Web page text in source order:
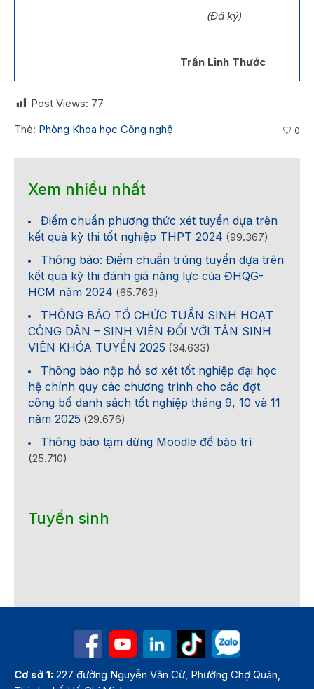
(Đã ký)
Trần Linh Thước
Post Views: 77
Thẻ: Phòng Khoa học Công nghệ 0
Xem nhiều nhất
Điểm chuẩn phương thức xét tuyển dựa trên
kết quả kỳ thi tốt nghiệp THPT 2024 (99.367)
Thông báo: Điểm chuẩn trúng tuyển dựa trên
kết quả kỳ thi đánh giá năng lực của ĐHQG-
HCM năm 2024 (65.763)
THÔNG BÁO TỔ CHỨC TUẦN SINH HOẠT
CÔNG DÂN – SINH VIÊN ĐỐI VỚI TÂN SINH
VIÊN KHÓA TUYỂN 2025 (34.633)
Thông báo nộp hồ sơ xét tốt nghiệp đại học
hệ chính quy các chương trình cho các đợt
công bố danh sách tốt nghiệp tháng 9, 10 và 11
năm 2025 (29.676)
Thông báo tạm dừng Moodle để bảo trì
(25.710)
Tuyển sinh
Cơ sở 1: 227 đường Nguyễn Văn Cừ, Phường Chợ Quán,